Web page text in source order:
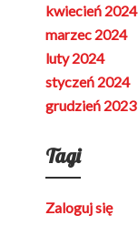
kwiecień 2024
marzec 2024
luty 2024
styczeń 2024
grudzień 2023
Tagi
Zaloguj się